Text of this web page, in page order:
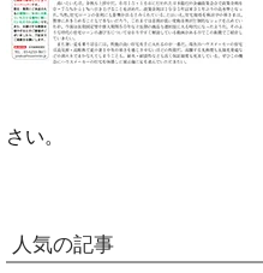
さい。
人気の記事